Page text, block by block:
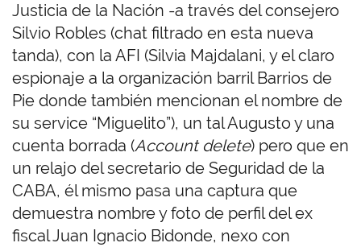
Justicia de la Nación -a través del consejero
Silvio Robles (chat filtrado en esta nueva
tanda), con la AFI (Silvia Majdalani, y el claro
espionaje a la organización barril Barrios de
Pie donde también mencionan el nombre de
su service “Miguelito”), un tal Augusto y una
cuenta borrada (Account delete) pero que en
un relajo del secretario de Seguridad de la
CABA, él mismo pasa una captura que
demuestra nombre y foto de perfil del ex
fiscal Juan Ignacio Bidonde, nexo con